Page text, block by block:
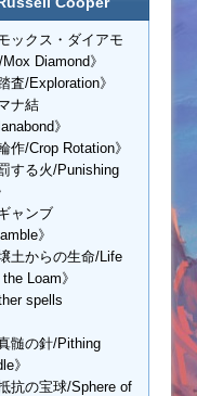
ックス・ダイアモ
Diamond》
査/Exploration》
ナ結
》
作/Crop Rotation》
する火/Punishing
ャンブ
》
土からの生命/Life
Loam》
spells
髄の針/Pithing
》
抗の宝球/Sphere of